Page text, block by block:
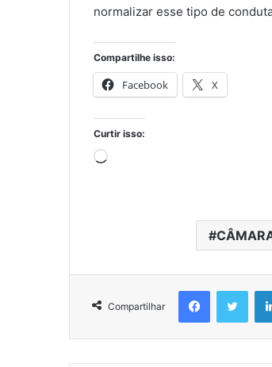
normalizar esse tipo de
Compartilhe isso:
Facebook X
Curtir isso:
Carregando...
Compartilhar
Facebook